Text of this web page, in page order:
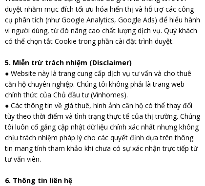
duyệt nhằm mục đích tối ưu hóa hiển thị và hỗ trợ các công
cụ phân tích (như Google Analytics, Google Ads) để hiểu hành
vi người dùng, từ đó nâng cao chất lượng dịch vụ. Quý khách
có thể chọn tắt Cookie trong phần cài đặt trình duyệt.
5. Miễn trừ trách nhiệm (Disclaimer)
● Website này là trang cung cấp dịch vụ tư vấn và cho thuê
căn hộ chuyên nghiệp. Chúng tôi không phải là trang web
chính thức của Chủ đầu tư (Vinhomes).
● Các thông tin về giá thuê, hình ảnh căn hộ có thể thay đổi
tùy theo thời điểm và tình trạng thực tế của thị trường. Chúng
tôi luôn cố gắng cập nhật dữ liệu chính xác nhất nhưng không
chịu trách nhiệm pháp lý cho các quyết định dựa trên thông
tin mang tính tham khảo khi chưa có sự xác nhận trực tiếp từ
tư vấn viên.
6. Thông tin liên hệ